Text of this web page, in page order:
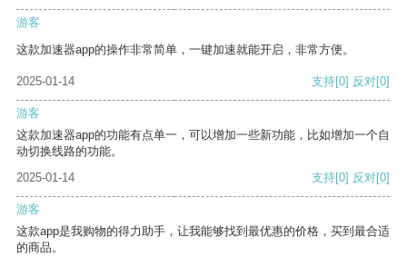
游客
这款加速器app的操作非常简单，一键加速就能开启，非常方便。
2025-01-14 支持[0] 反对[0]
游客
这款加速器app的功能有点单一，可以增加一些新功能，比如增加一个自
动切换线路的功能。
2025-01-14
支持[0] 反对[0]
游客
这款app是我购物的得力助手，让我能够找到最优惠的价格，买到最合适
的商品。